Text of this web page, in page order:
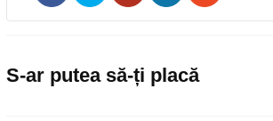
S-ar putea să-ți placă